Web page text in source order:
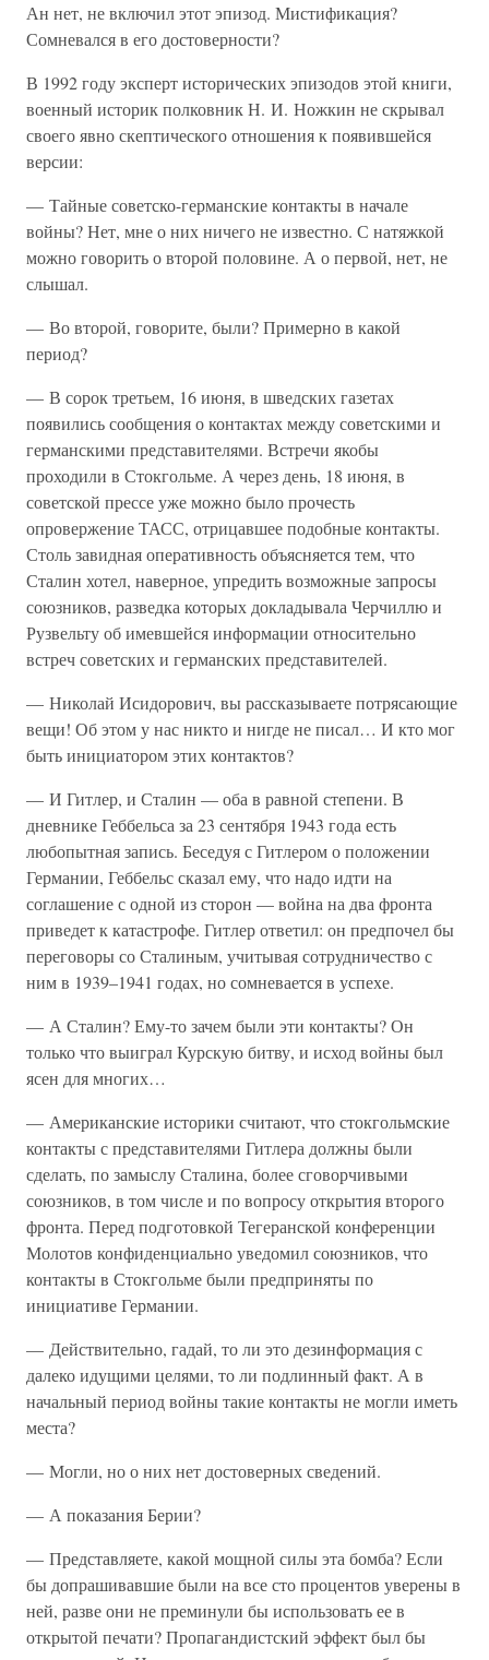
Ан нет, не включил этот эпизод. Мистификация?
Сомневался в его достоверности?
В 1992 году эксперт исторических эпизодов этой книги,
военный историк полковник Н. И. Ножкин не скрывал
своего явно скептического отношения к появившейся
версии:
— Тайные советско-германские контакты в начале
войны? Нет, мне о них ничего не известно. С натяжкой
можно говорить о второй половине. А о первой, нет, не
слышал.
— Во второй, говорите, были? Примерно в какой
период?
— В сорок третьем, 16 июня, в шведских газетах
появились сообщения о контактах между советскими и
германскими представителями. Встречи якобы
проходили в Стокгольме. А через день, 18 июня, в
советской прессе уже можно было прочесть
опровержение ТАСС, отрицавшее подобные контакты.
Столь завидная оперативность объясняется тем, что
Сталин хотел, наверное, упредить возможные запросы
союзников, разведка которых докладывала Черчиллю и
Рузвельту об имевшейся информации относительно
встреч советских и германских представителей.
— Николай Исидорович, вы рассказываете потрясающие
вещи! Об этом у нас никто и нигде не писал… И кто мог
быть инициатором этих контактов?
— И Гитлер, и Сталин — оба в равной степени. В
дневнике Геббельса за 23 сентября 1943 года есть
любопытная запись. Беседуя с Гитлером о положении
Германии, Геббельс сказал ему, что надо идти на
соглашение с одной из сторон — война на два фронта
приведет к катастрофе. Гитлер ответил: он предпочел бы
переговоры со Сталиным, учитывая сотрудничество с
ним в 1939–1941 годах, но сомневается в успехе.
— А Сталин? Ему-то зачем были эти контакты? Он
только что выиграл Курскую битву, и исход войны был
ясен для многих…
— Американские историки считают, что стокгольмские
контакты с представителями Гитлера должны были
сделать, по замыслу Сталина, более сговорчивыми
союзников, в том числе и по вопросу открытия второго
фронта. Перед подготовкой Тегеранской конференции
Молотов конфиденциально уведомил союзников, что
контакты в Стокгольме были предприняты по
инициативе Германии.
— Действительно, гадай, то ли это дезинформация с
далеко идущими целями, то ли подлинный факт. А в
начальный период войны такие контакты не могли иметь
места?
— Могли, но о них нет достоверных сведений.
— А показания Берии?
— Представляете, какой мощной силы эта бомба? Если
бы допрашивавшие были на все сто процентов уверены в
ней, разве они не преминули бы использовать ее в
открытой печати? Пропагандистский эффект был бы